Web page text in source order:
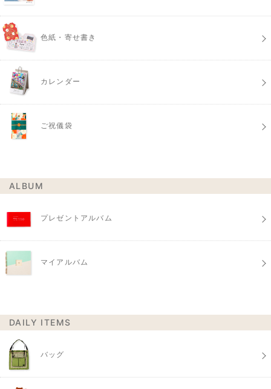
色紙・寄せ書き
カレンダー
ご祝儀袋
ALBUM
プレゼントアルバム
マイアルバム
DAILY ITEMS
バッグ